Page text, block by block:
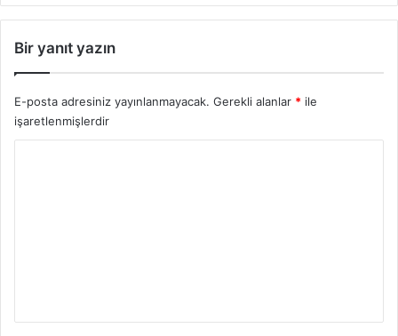
Bir yanıt yazın
E-posta adresiniz yayınlanmayacak. Gerekli alanlar * ile
işaretlenmişlerdir